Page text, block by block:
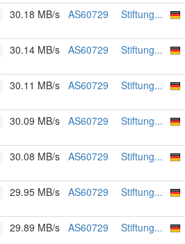
30.18 MB/s AS60729 Stiftung...
30.14 MB/s AS60729 Stiftung...
30.11 MB/s AS60729 Stiftung...
30.09 MB/s AS60729 Stiftung...
30.08 MB/s AS60729 Stiftung...
29.95 MB/s AS60729 Stiftung...
29.89 MB/s AS60729 Stiftung...